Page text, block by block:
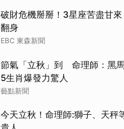
破財危機掰掰！3星座苦盡甘
翻身
EBC 東森新聞
節氣「立秋」到 命理師：黑
5生肖爆發力驚人
藝點新聞
今天立秋！命理師:獅子、天秤